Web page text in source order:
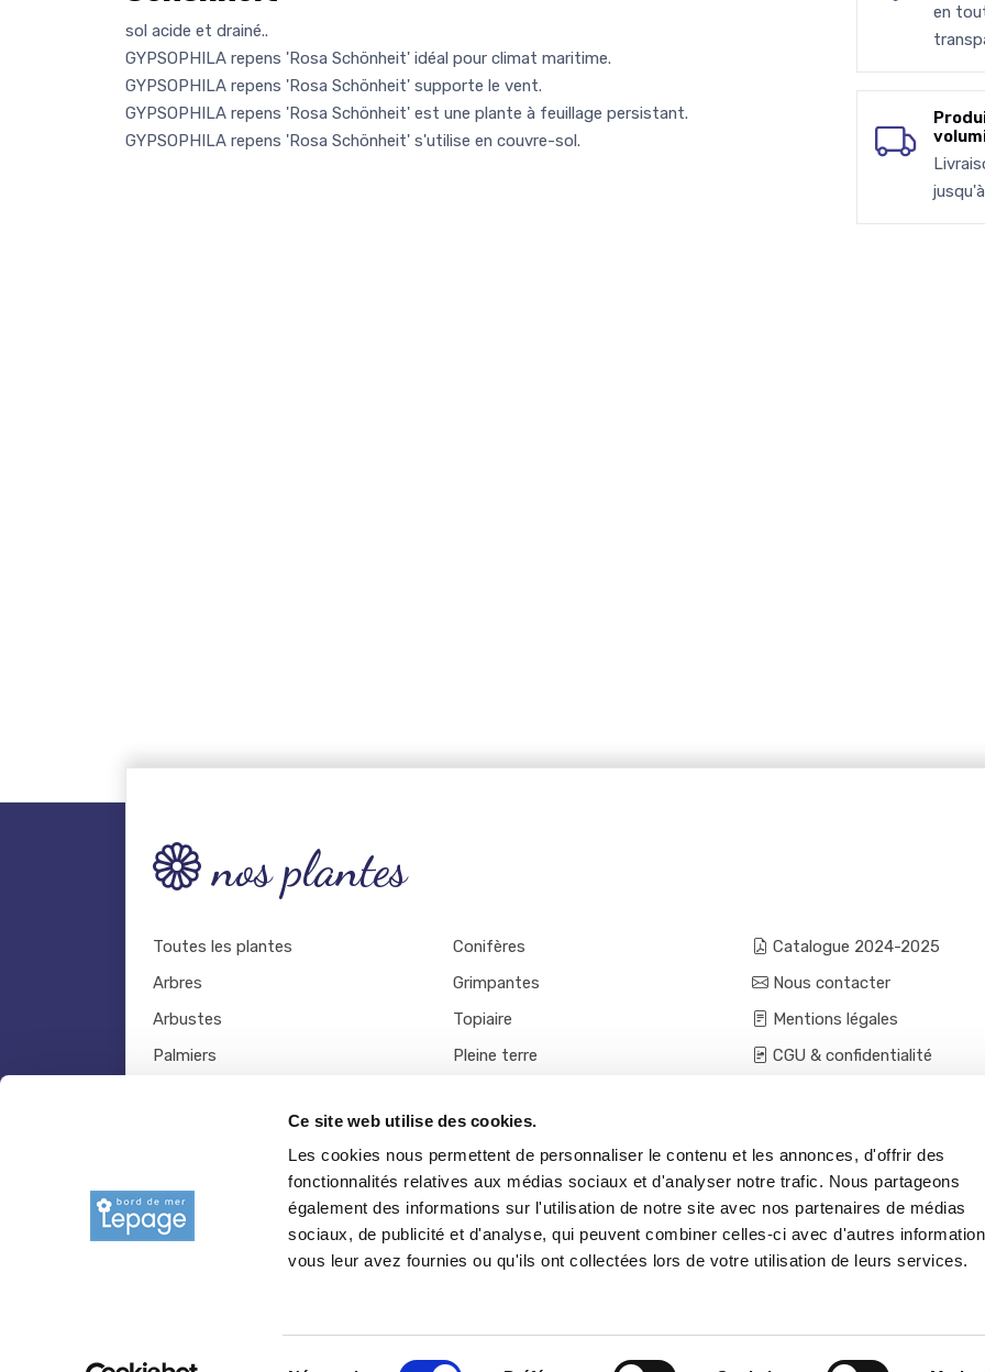
Ce site web utilise des cookies.
Les cookies nous permettent de personnaliser le contenu et les annonces, d'offrir des
fonctionnalités relatives aux médias sociaux et d'analyser notre trafic. Nous partageons
également des informations sur l'utilisation de notre site avec nos partenaires de médias
sociaux, de publicité et d'analyse, qui peuvent combiner celles-ci avec d'autres
vous leur avez fournies ou qu'ils ont collectées lors de votre utilisation de leurs services.
sol acide et drainé..
GYPSOPHILA repens 'Rosa Schönheit' idéal pour climat maritime.
GYPSOPHILA repens 'Rosa Schönheit' supporte le vent.
GYPSOPHILA repens 'Rosa Schönheit' est une plante à feuillage persistant.
GYPSOPHILA repens 'Rosa Schönheit' s'utilise en couvre-sol.
en
nos plantes
Toutes les plantes
Arbres
Arbustes
Palmiers
Rosiers
Conifères
Grimpantes
Topiaire
Pleine terre
Vivaces
Outils et accessoires
Catalogue 2024-2025
Nous contacter
Mentions légales
CGU & confidentialité
© 2026 copyright Pepiniere-bretagne.fr